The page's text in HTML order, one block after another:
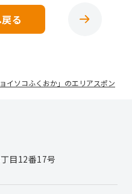
る
イソコふくおか」のエリアスポン
目12番17号